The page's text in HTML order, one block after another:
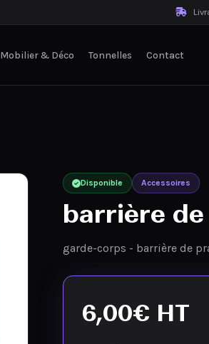
Mobilier & Déco Tonnelles Contact
Disponible Accessoires
barrière
garde-corps - barrière de
6,00€ HT